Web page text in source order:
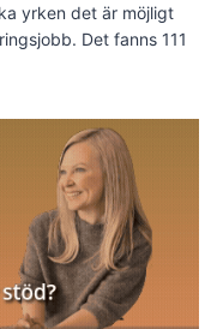
yrken det är möjligt
Det fanns 111